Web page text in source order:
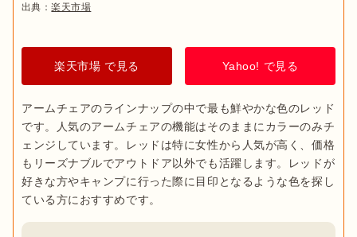
出典：楽天市場
楽天市場 で見る Yahoo! で見る
アームチェアのラインナップの中で最も鮮やかな色のレッド
です。人気のアームチェアの機能はそのままにカラーのみチ
ェンジしています。レッドは特に女性から人気が高く、価格
もリーズナブルでアウトドア以外でも活躍します。レッドが
好きな方やキャンプに行った際に目印となるような色を探し